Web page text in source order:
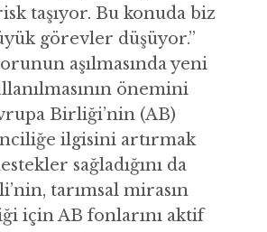
taşıyor. Bu konuda biz
görevler düşüyor.”
aşılmasında yeni
önemini
Birliği’nin (AB)
ilgisini artırmak
sağladığını da
tarımsal mirasın
için AB fonlarını aktif